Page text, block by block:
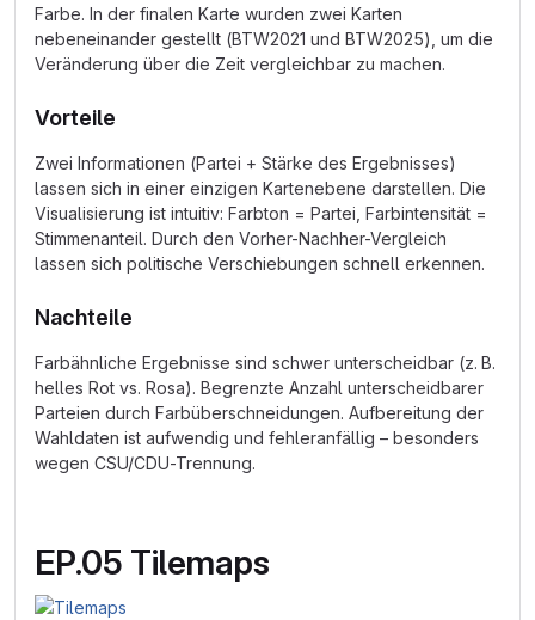
Farbe. In der finalen Karte wurden zwei Karten
nebeneinander gestellt (BTW2021 und BTW2025), um die
Veränderung über die Zeit vergleichbar zu machen.
Vorteile
Zwei Informationen (Partei + Stärke des Ergebnisses)
lassen sich in einer einzigen Kartenebene darstellen. Die
Visualisierung ist intuitiv: Farbton = Partei, Farbintensität =
Stimmenanteil. Durch den Vorher-Nachher-Vergleich
lassen sich politische Verschiebungen schnell erkennen.
Nachteile
Farbähnliche Ergebnisse sind schwer unterscheidbar (z. B.
helles Rot vs. Rosa). Begrenzte Anzahl unterscheidbarer
Parteien durch Farbüberschneidungen. Aufbereitung der
Wahldaten ist aufwendig und fehleranfällig – besonders
wegen CSU/CDU-Trennung.
EP.05 Tilemaps